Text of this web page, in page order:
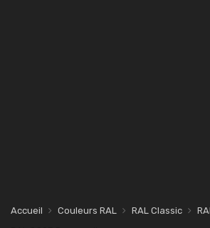
Accueil Couleurs RAL RAL Classic